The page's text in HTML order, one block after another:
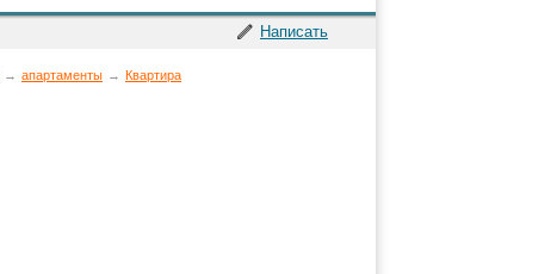
Написать
→ апартаменты → Квартира